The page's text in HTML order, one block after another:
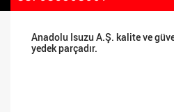
Anadolu Isuzu A.Ş. kalite ve
yedek parçadır.